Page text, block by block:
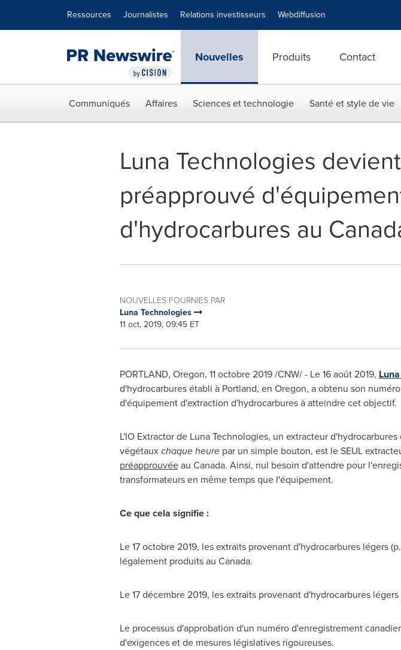
Ressources Journalistes Relations investisseurs Webdiffusion
Nouvelles Produits Contact
Communiqués Affaires Sciences et technologie Santé et style de vie
Luna Technologies
préapprouvé
d'hydrocarbures au
NOUVELLES FOURNIES PAR
Luna Technologies
11 oct, 2019, 09:45 ET
PORTLAND, Oregon, 11 octobre 2019 /CNW/ - Le 16 août 2019,
d'hydrocarbures établi à Portland, en Oregon, a obtenu son
d'équipement d'extraction d'hydrocarbures à atteindre cet objectif.
L'IO Extractor de Luna Technologies, un extracteur
végétauxchaque heurepar un simple bouton, est le SEUL
préapprouvéeau Canada. Ainsi, nul besoin d'attendre pour
transformateurs en même temps que l'équipement.
Ce que cela signifie :
Le 17 octobre 2019, les extraits provenant d'hydrocarbures légers
légalement produits au Canada.
Le 17 décembre 2019, les extraits provenant d'hydrocarbures
Le processus d'approbation d'un numéro d'enregistrement
d'exigences et de mesures législatives rigoureuses.